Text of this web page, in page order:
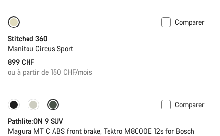
Comparer
Stitched 360
Manitou Circus Sport
899 CHF
ou à partir de 150 CHF/mois
-20%
Comparer
Pathlite:ON 9 SUV
Magura MT C ABS front brake, Tektro M8000E 12s for Bosch